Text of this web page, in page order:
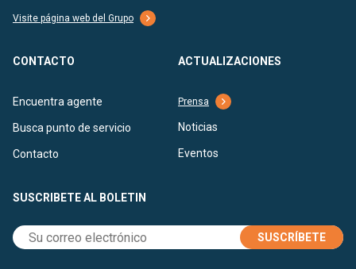
Visite página web del Grupo
CONTACTO
Encuentra agente
Busca punto de servicio
Contacto
ACTUALIZACIONES
Prensa
Noticias
Eventos
SUSCRIBETE AL BOLETIN
SUSCRÍBETE